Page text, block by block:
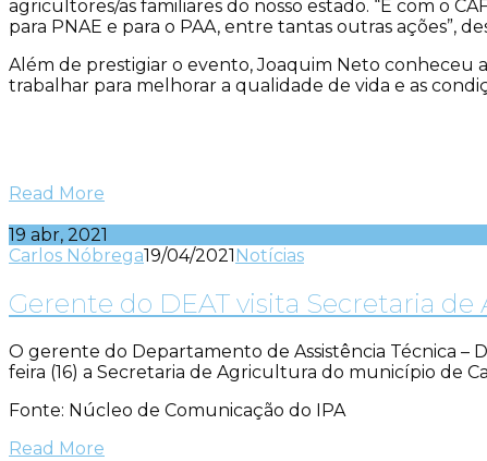
agricultores/as familiares do nosso estado. “É com o
para PNAE e para o PAA, entre tantas outras ações”,
Além de prestigiar o evento, Joaquim Neto conheceu
trabalhar para melhorar a qualidade de vida e as
Read More
19 abr, 2021
Carlos Nóbrega19/04/2021 Notícias
Gerente do DEAT visita Secretaria
O gerente do Departamento de Assistência Técnica –
feira (16) a Secretaria de Agricultura do município de
Fonte: Núcleo de Comunicação do IPA
Read More